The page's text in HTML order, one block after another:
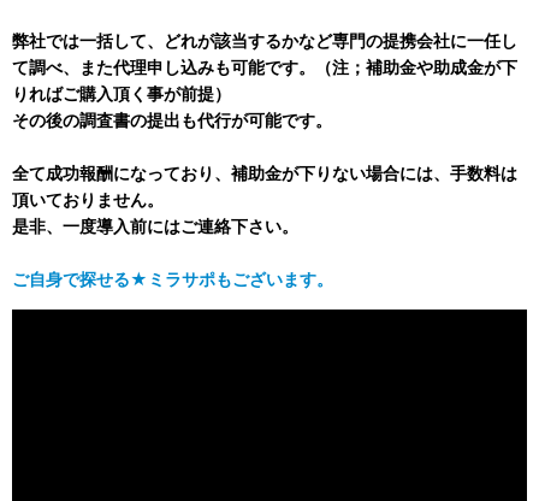
弊社では一括して、どれが該当するかなど専門の提携会社に一任し
て調べ、また代理申し込みも可能です。（注；補助金や助成金が下
りればご購入頂く事が前提）
その後の調査書の提出も代行が可能です。
全て成功報酬になっており、補助金が下りない場合には、手数料は
頂いておりません。
是非、一度導入前にはご連絡下さい。
ご自身で探せる★ミラサポもございます。